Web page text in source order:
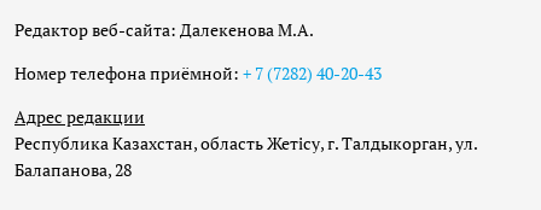
Редактор веб-сайта: Далекенова М.А.
Номер телефона приёмной: + 7 (7282) 40-20-43
Адрес редакции
Республика Казахстан, область Жетісу, г. Талдыкорган, ул.
Балапанова, 28